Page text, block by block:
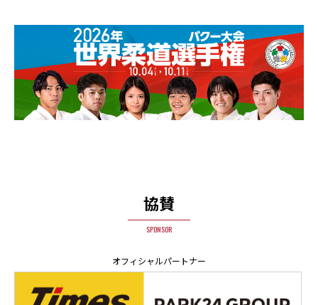
協賛
SPONSOR
オフィシャルパートナー